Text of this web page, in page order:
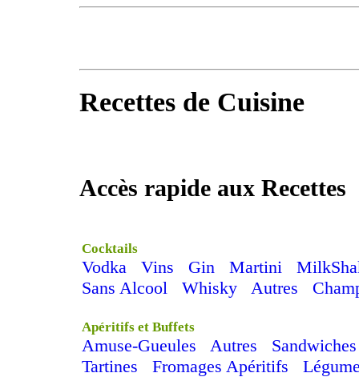
Recettes de Cuisine
Accès rapide aux Recettes
Cocktails
Vodka Vins Gin Martini
Sans Alcool
Whisky Autres
Apéritifs et Buffets
Amuse-Gueules Autres
Sandwiches
Tartines
Fromages Apéritifs